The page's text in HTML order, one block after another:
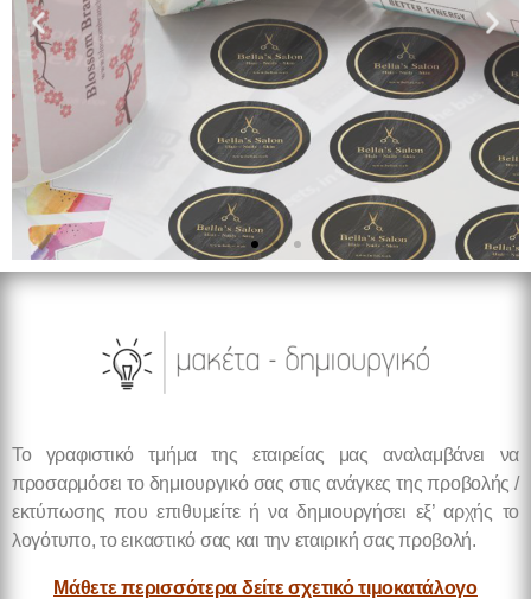
Το γραφιστικό τμήμα της εταιρείας μας αναλαμβάνει να
προσαρμόσει το δημιουργικό σας στις ανάγκες της προβολής /
εκτύπωσης που επιθυμείτε ή να δημιουργήσει εξ’ αρχής το
λογότυπο, το εικαστικό σας και την εταιρική σας προβολή.
Μάθετε περισσότερα δείτε σχετικό τιμοκατάλογο